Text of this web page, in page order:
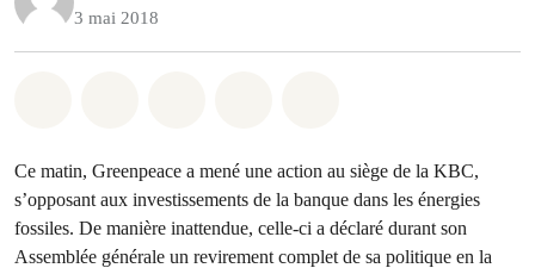
3 mai 2018
Ce matin, Greenpeace a mené une action au siège de la KBC,
s’opposant aux investissements de la banque dans les énergies
fossiles. De manière inattendue, celle-ci a déclaré durant son
Assemblée générale un revirement complet de sa politique en la